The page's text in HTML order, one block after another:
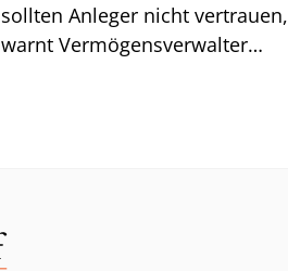
sollten Anleger nicht vertrauen,
warnt Vermögensverwalter